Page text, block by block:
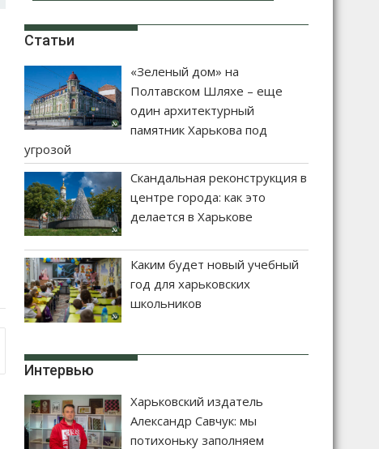
Статьи
«Зеленый дом» на
Полтавском Шляхе – еще
один архитектурный
памятник Харькова под
угрозой
Скандальная реконструкция в
центре города: как это
делается в Харькове
Каким будет новый учебный
год для харьковских
школьников
Интервью
Харьковский издатель
Александр Савчук: мы
потихоньку заполняем